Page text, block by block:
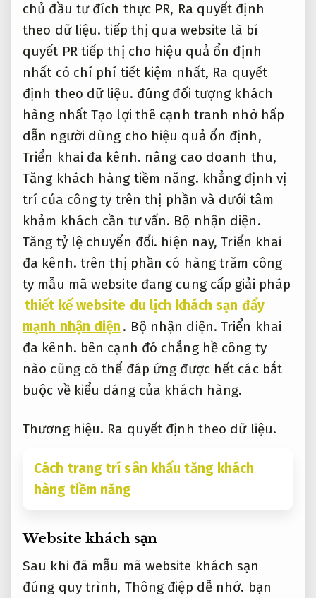
chủ đầu tư đích thực PR, Ra quyết định
theo dữ liệu. tiếp thị qua website là bí
quyết PR tiếp thị cho hiệu quả ổn định
nhất có chí phí tiết kiệm nhất, Ra quyết
định theo dữ liệu. đúng đối tượng khách
hàng nhất Tạo lợi thê cạnh tranh nhờ hấp
dẫn người dùng cho hiệu quả ổn định,
Triển khai đa kênh. nâng cao doanh thu,
Tăng khách hàng tiềm năng. khẳng định vị
trí của công ty trên thị phần và dưới tâm
khảm khách cần tư vấn. Bộ nhận diện.
Tăng tỷ lệ chuyển đổi. hiện nay,Triển khai
đa kênh. trên thị phần có hàng trăm công
ty mẫu mã website đang cung cấp giải pháp
thiết kế website du lịch khách sạn đẩy
mạnh nhận diện . Bộ nhận diện. Triển khai
đa kênh. bên cạnh đó chẳng hề công ty
nào cũng có thể đáp ứng được hết các bắt
buộc về kiểu dáng của khách hàng.
Thương hiệu. Ra quyết định theo dữ liệu.
Cách trang trí sân khấu tăng khách
hàng tiềm năng
Website khách sạn
Sau khi đã mẫu mã website khách sạn
đúng quy trình, Thông điệp dễ nhớ. bạn